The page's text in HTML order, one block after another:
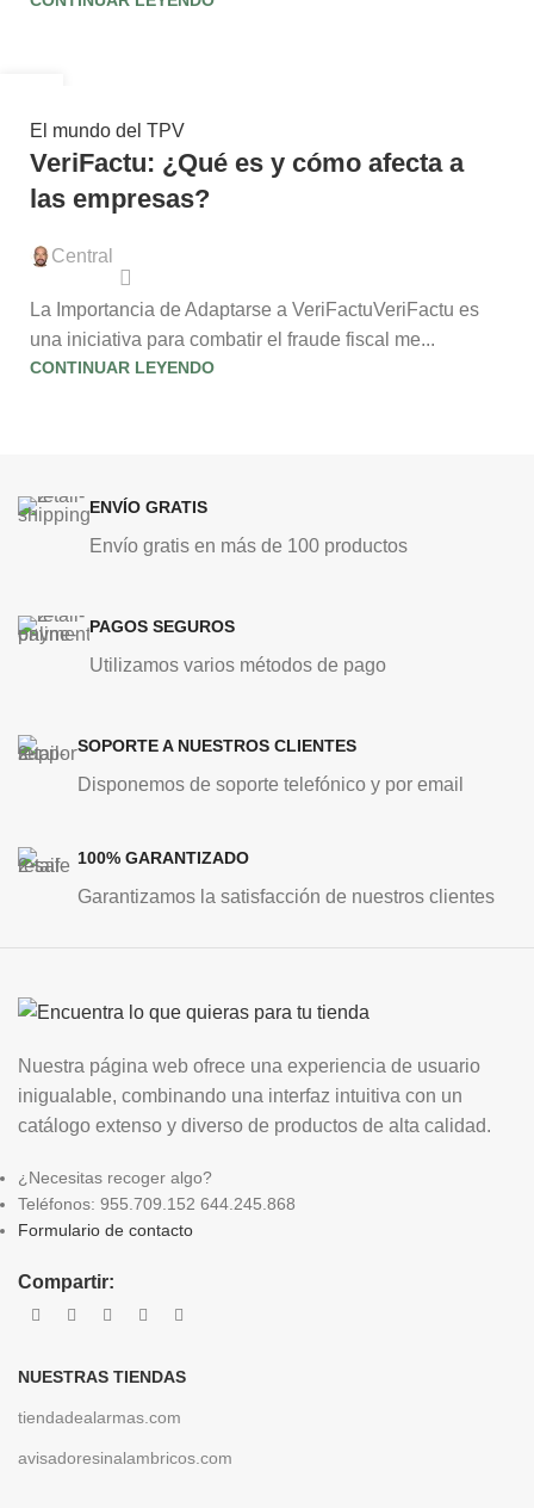
El mundo del TPV
VeriFactu: ¿Qué es y cómo afecta a
las empresas?
Central
La Importancia de Adaptarse a VeriFactuVeriFactu es
una iniciativa para combatir el fraude fiscal me...
CONTINUAR LEYENDO
ENVÍO GRATIS
Envío gratis en más de 100 productos
PAGOS SEGUROS
Utilizamos varios métodos de pago
SOPORTE A NUESTROS CLIENTES
Disponemos de soporte telefónico y por email
100% GARANTIZADO
Garantizamos la satisfacción de nuestros clientes
Nuestra página web ofrece una experiencia de usuario
inigualable, combinando una interfaz intuitiva con un
catálogo extenso y diverso de productos de alta calidad.
¿Necesitas recoger algo?
Teléfonos: 955.709.152 644.245.868
Formulario de contacto
Compartir:
NUESTRAS TIENDAS
tiendadealarmas.com
avisadoresinalambricos.com